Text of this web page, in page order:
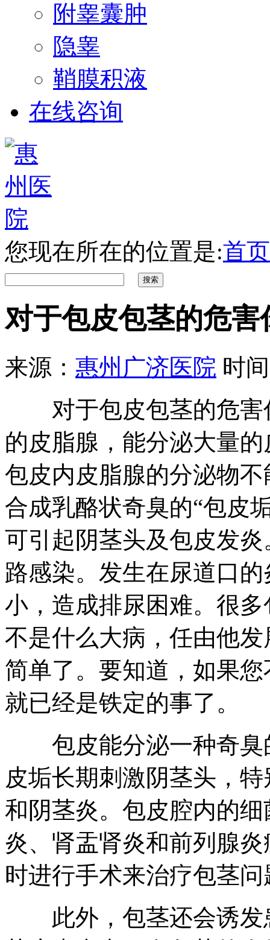
附睾囊肿
隐睾
鞘膜积液
在线咨询
您现在所在的位置是:首页
对于包皮包茎的危
来源： 惠州广济医院 时
对于包皮包茎的危害
的皮脂腺，能分泌大量
包皮内皮脂腺的分泌物
合成乳酪状奇臭的“包皮
可引起阴茎头及包皮发
路感染。发生在尿道口
小，造成排尿困难。很
不是什么大病，任由他
简单了。要知道，如果
就已经是铁定的事了。
包皮能分泌一种奇臭
皮垢长期刺激阴茎头，
和阴茎炎。包皮腔内的
炎、肾盂肾炎和前列腺
时进行手术来治疗包茎问
此外，包茎还会诱发